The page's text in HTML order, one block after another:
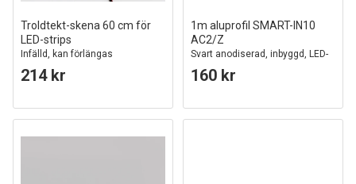
Troldtekt-skena 60 cm för
LED-strips
Infälld, kan förlängas
214 kr
1m aluprofil SMART-IN10
AC2/Z
Svart anodiserad, inbyggd, LED-
skena
160 kr